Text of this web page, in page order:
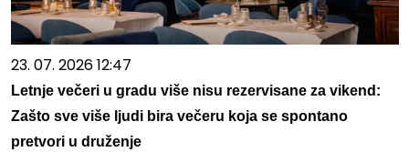
23. 07. 2026 12:47
Letnje večeri u gradu više nisu rezervisane za vikend:
Zašto sve više ljudi bira večeru koja se spontano
pretvori u druženje